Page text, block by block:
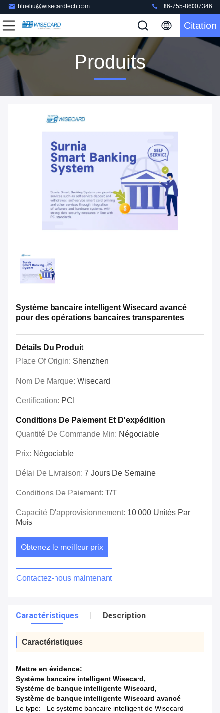
blueliu@wisecardtech.com +86-755-86007346
Citation
Produits
Système bancaire intelligent Wisecard avancé
pour des opérations bancaires transparentes
Détails Du Produit
Place Of Origin: Shenzhen
Nom De Marque: Wisecard
Certification: PCI
Conditions De Paiement Et D'expédition
Quantité De Commande Min: Négociable
Prix: Négociable
Délai De Livraison: 7 Jours De Semaine
Conditions De Paiement: T/T
Capacité D'approvisionnement: 10 000 Unités Par
Mois
Obtenez le meilleur prix
Contactez-nous maintenant
Caractéristiques Description
Caractéristiques
Mettre en évidence:
Système bancaire intelligent Wisecard,
Système de banque intelligente Wisecard,
Système de banque intelligente Wisecard avancé
Le type:
Le système bancaire intelligent de Wisecard